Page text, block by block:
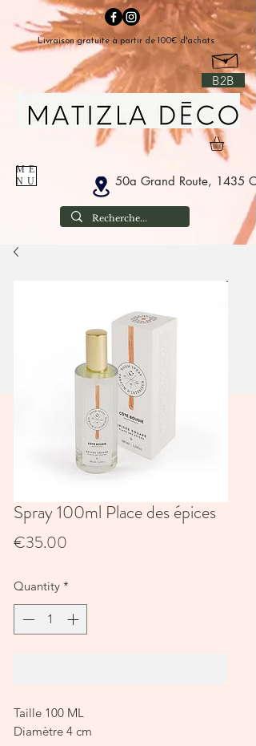
B2B
50a Grand Route, 1435
ME
NU
Livraison gratuite à partir de 100€ d'achats
Spray 100ml Place des épices
€35.00
Quantity *
Taille 100 ML
Diamètre 4 cm